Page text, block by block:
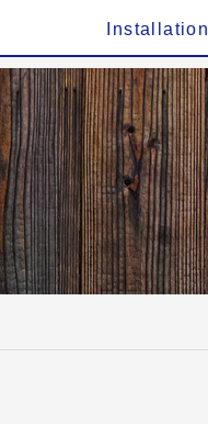
Installation